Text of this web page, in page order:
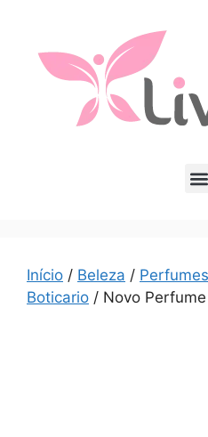
Início / Beleza / Perfumes
Boticario / Novo